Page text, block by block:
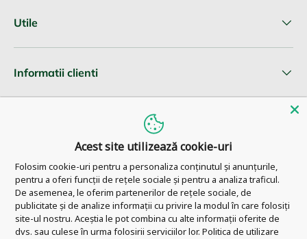
Utile
Informatii clienti
© 2026 Pharm Ahead.
Acest site utilizează cookie-uri
Folosim cookie-uri pentru a personaliza conținutul și anunțurile,
pentru a oferi funcții de rețele sociale și pentru a analiza traficul.
De asemenea, le oferim partenerilor de rețele sociale, de
publicitate și de analize informații cu privire la modul în care folosiți
site-ul nostru. Aceștia le pot combina cu alte informații oferite de
dvs. sau culese în urma folosirii serviciilor lor. Politica de utilizare